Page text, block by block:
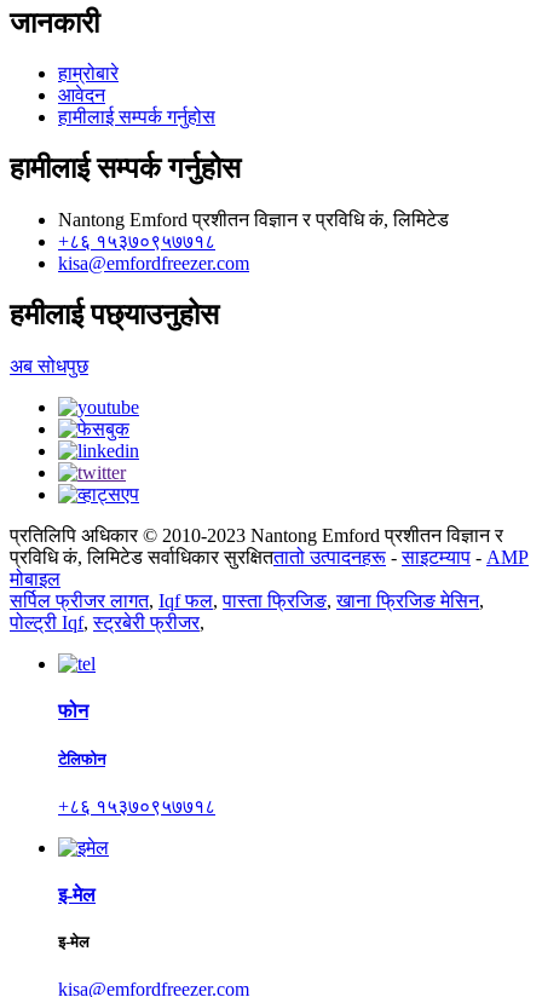
जानकारी
हाम्रोबारे
आवेदन
हामीलाई सम्पर्क गर्नुहोस
हामीलाई सम्पर्क गर्नुहोस
Nantong Emford प्रशीतन विज्ञान र प्रविधि कं, लिमिटेड
+८६ १५३७०९५७७१८
kisa@emfordfreezer.com
हमीलाई पछ्याउनुहोस
अब सोधपुछ
प्रतिलिपि अधिकार © 2010-2023 Nantong Emford प्रशीतन विज्ञान र
प्रविधि कं, लिमिटेड सर्वाधिकार सुरक्षिततातो उत्पादनहरू -साइटम्याप - AMP
मोबाइल
सर्पिल फ्रीजर लागत, Iqf फल,पास्ता फ्रिजिङ,खाना फ्रिजिङ मेसिन,
पोल्ट्री Iqf,स्ट्रबेरी फ्रीजर,
फोन
टेलिफोन
+८६ १५३७०९५७७१८
इ-मेल
इ-मेल
kisa@emfordfreezer.com